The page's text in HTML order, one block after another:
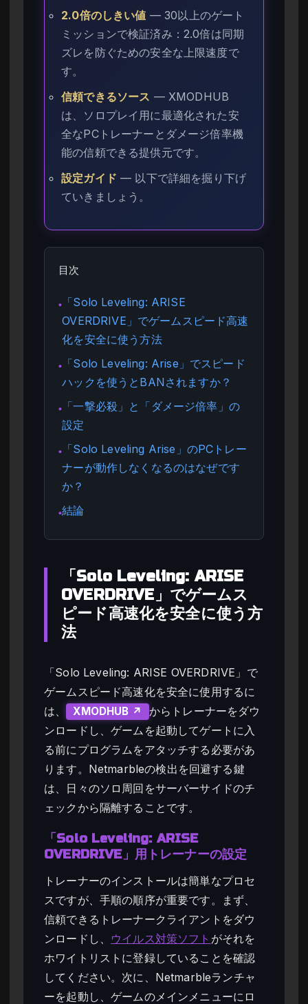
2.0倍のしきい値 — 30以上のゲート
ミッションで検証済み：2.0倍は同期
ズレを防ぐための安全な上限速度で
す。
信頼できるソース — XMODHUB
は、ソロプレイ用に最適化された安
全なPCトレーナーとダメージ倍率機
能の信頼できる提供元です。
設定ガイド — 以下で詳細を掘り下げ
ていきましょう。
目次
●
「Solo Leveling: ARISE
OVERDRIVE」でゲームスピード高速
化を安全に使う方法
●
「Solo Leveling: Arise」でスピード
ハックを使うとBANされますか？
●
「一撃必殺」と「ダメージ倍率」の
設定
●
「Solo Leveling Arise」のPCトレー
ナーが動作しなくなるのはなぜです
か？
●結論
「Solo Leveling: ARISE
OVERDRIVE」でゲームス
ピード高速化を安全に使う方
法
「Solo Leveling: ARISE OVERDRIVE」で
ゲームスピード高速化を安全に使用するに
は、
XMODHUB ↗
からトレーナーをダウ
ンロードし、ゲームを起動してゲートに入
る前にプログラムをアタッチする必要があ
ります。Netmarbleの検出を回避する鍵
は、日々のソロ周回をサーバーサイドのチ
ェックから隔離することです。
「Solo Leveling: ARISE
OVERDRIVE」用トレーナーの設定
トレーナーのインストールは簡単なプロセ
スですが、手順の順序が重要です。まず、
信頼できるトレーナークライアントをダウ
ンロードし、 ウイルス対策ソフト がそれを
ホワイトリストに登録していることを確認
してください。次に、Netmarbleランチャ
ーを起動し、ゲームのメインメニューにロ